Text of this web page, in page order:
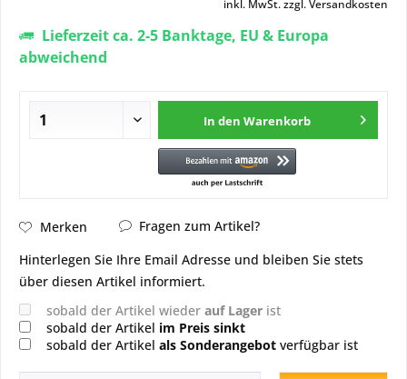
inkl. MwSt.zzgl. Versandkosten
Lieferzeit ca. 2-5 Banktage, EU & Europa
abweichend
In den Warenkorb
Merken
Fragen zum Artikel?
Hinterlegen Sie Ihre Email Adresse und bleiben Sie stets
über diesen Artikel informiert.
sobald der Artikel wieder auf Lager ist
sobald der Artikel im Preis sinkt
sobald der Artikel als Sonderangebot verfügbar ist